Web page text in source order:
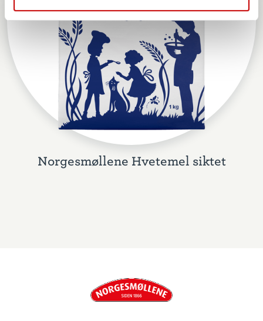
Norgesmøllene Hvetemel siktet